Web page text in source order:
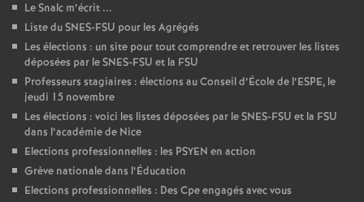
Le Snalc m’écrit ...
Liste du SNES-FSU pour les Agrégés
Les élections : un site pour tout comprendre et retrouver les listes
déposées par le SNES-FSU et la FSU
Professeurs stagiaires : élections au Conseil d’École de l’ESPE, le
jeudi 15 novembre
Les élections : voici les listes déposées par le SNES-FSU et la FSU
dans l’académie de Nice
Elections professionnelles : les PSYEN en action
Grève nationale dans l’Éducation
Elections professionnelles : Des Cpe engagés avec vous